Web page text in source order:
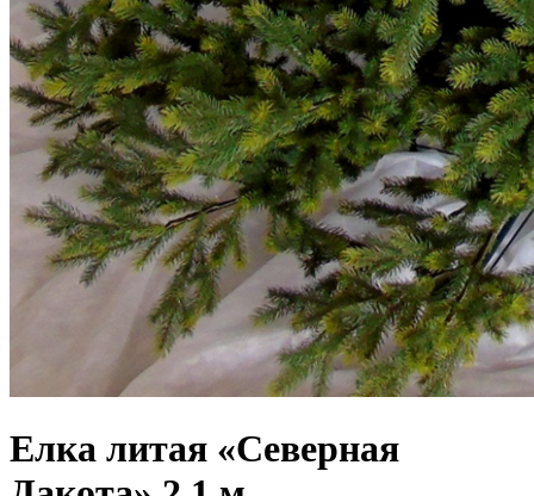
Елка литая «Северная